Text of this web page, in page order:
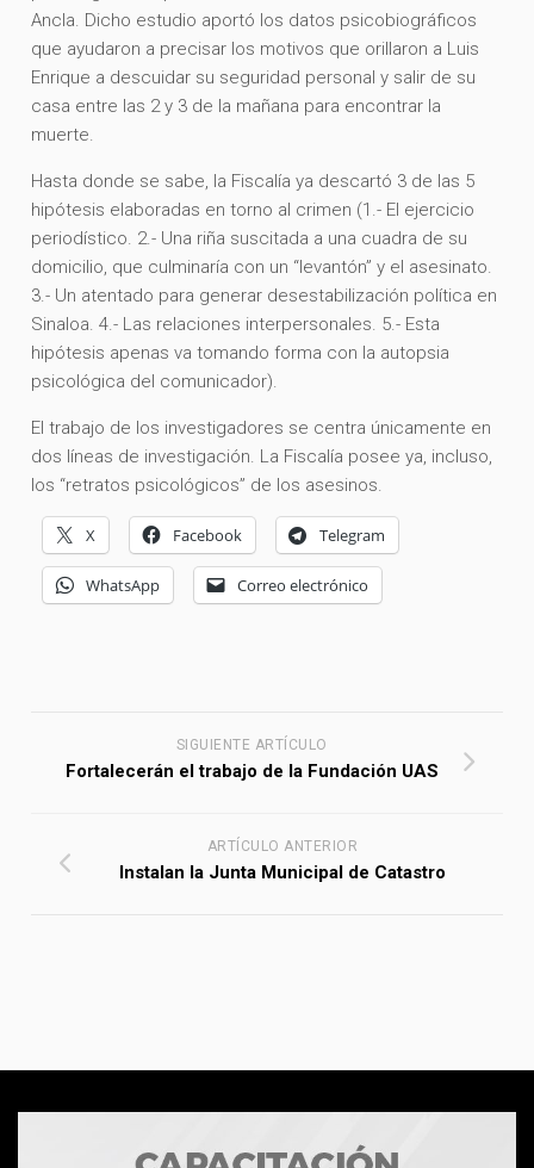
Ancla. Dicho estudio aportó los datos psicobiográficos
que ayudaron a precisar los motivos que orillaron a Luis
Enrique a descuidar su seguridad personal y salir de su
casa entre las 2 y 3 de la mañana para encontrar la
muerte.
Hasta donde se sabe, la Fiscalía ya descartó 3 de las 5
hipótesis elaboradas en torno al crimen (1.- El ejercicio
periodístico. 2.- Una riña suscitada a una cuadra de su
domicilio, que culminaría con un “levantón” y el asesinato.
3.- Un atentado para generar desestabilización política en
Sinaloa. 4.- Las relaciones interpersonales. 5.- Esta
hipótesis apenas va tomando forma con la autopsia
psicológica del comunicador).
El trabajo de los investigadores se centra únicamente en
dos líneas de investigación. La Fiscalía posee ya, incluso,
los “retratos psicológicos” de los asesinos.
X Facebook Telegram
WhatsApp Correo electrónico
SIGUIENTE ARTÍCULO
Fortalecerán el trabajo de la Fundación UAS
ARTÍCULO ANTERIOR
Instalan la Junta Municipal de Catastro